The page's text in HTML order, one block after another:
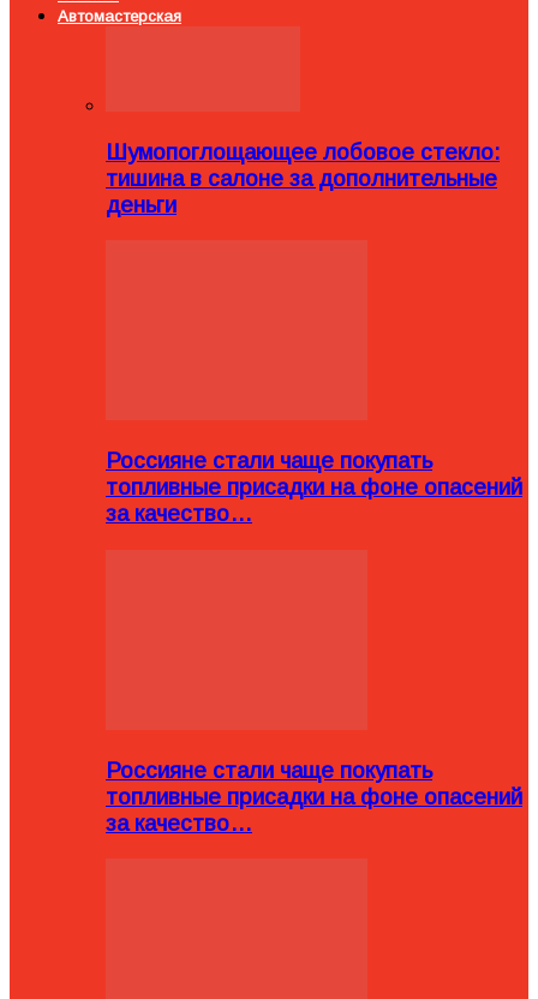
Автомастерская
Шумопоглощающее лобовое стекло:
тишина в салоне за дополнительные
деньги
Россияне стали чаще покупать
топливные присадки на фоне опасений
за качество…
Россияне стали чаще покупать
топливные присадки на фоне опасений
за качество…